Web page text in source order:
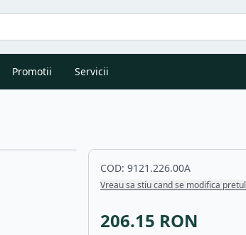
Promotii Servicii
COD: 9121.226.00A
Vreau sa stiu cand se modifica pretul
206.15 RON